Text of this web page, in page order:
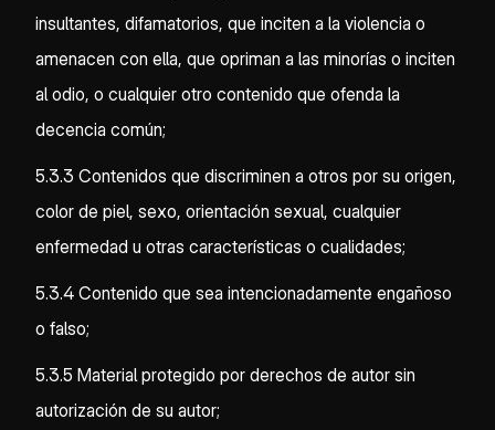
insultantes, difamatorios, que inciten a la violencia o
amenacen con ella, que opriman a las minorías o inciten
al odio, o cualquier otro contenido que ofenda la
decencia común;
5.3.3 Contenidos que discriminen a otros por su origen,
color de piel, sexo, orientación sexual, cualquier
enfermedad u otras características o cualidades;
5.3.4 Contenido que sea intencionadamente engañoso
o falso;
5.3.5 Material protegido por derechos de autor sin
autorización de su autor;